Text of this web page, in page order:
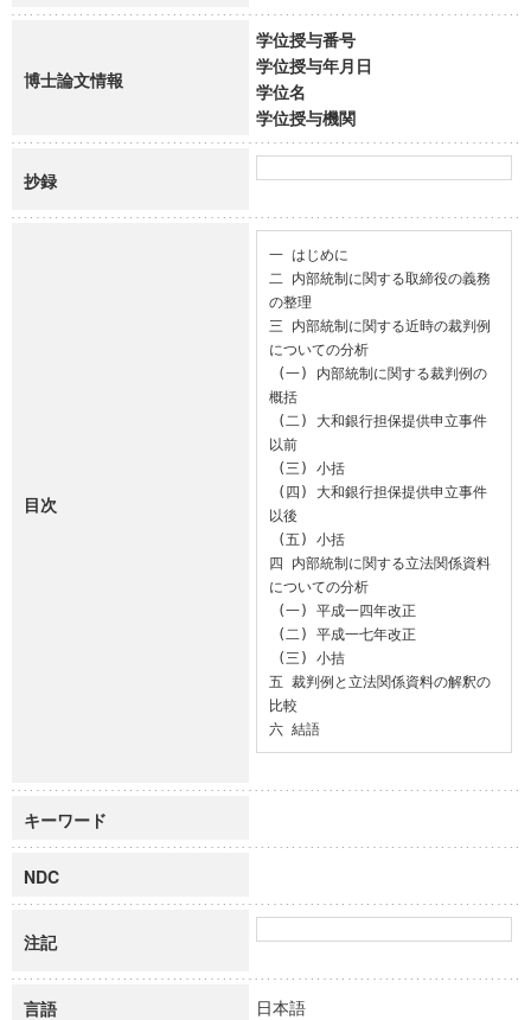
博士論文情報
学位授与番号
学位授与年月日
学位名
学位授与機関
抄録
目次
一 はじめに
二 内部統制に関する取締役の義務
の整理
三 内部統制に関する近時の裁判例
についての分析
概括
以前
以後
四 内部統制に関する立法関係資料
についての分析
五 裁判例と立法関係資料の解釈の
比較
六 結語
キーワード
NDC
注記
言語 日本語